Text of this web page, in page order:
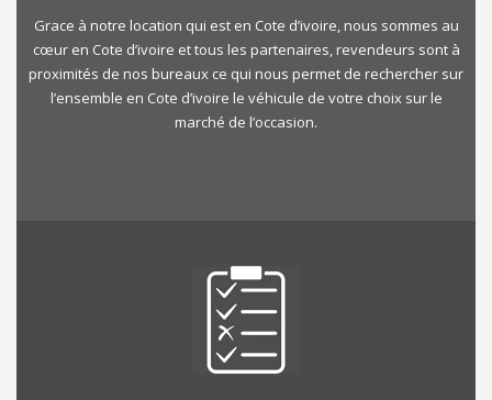
Grace à notre location qui est en Cote d’ivoire, nous sommes au
cœur en Cote d’ivoire et tous les partenaires, revendeurs sont à
proximités de nos bureaux ce qui nous permet de rechercher sur
l’ensemble en Cote d’ivoire le véhicule de votre choix sur le
marché de l’occasion.